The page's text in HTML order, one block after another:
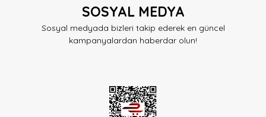
SOSYAL MEDYA
Sosyal medyada bizleri takip ederek en güncel
kampanyalardan haberdar olun!